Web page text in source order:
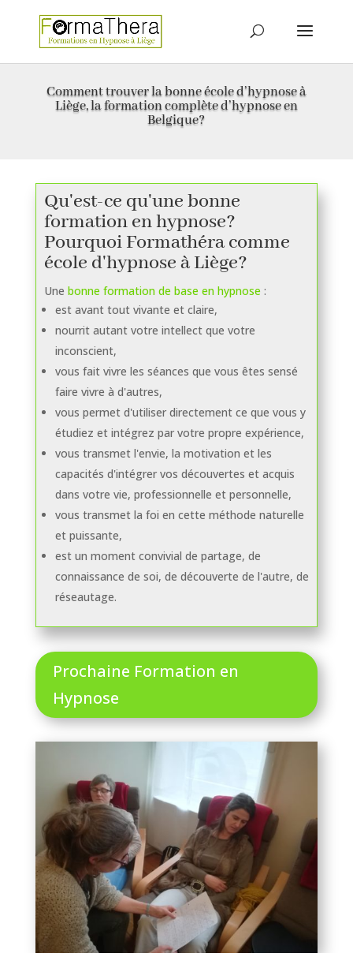
Comment trouver la bonne école d’hypnose à
Liège, la formation complète d’hypnose en
Belgique?
Qu'est-ce qu'une bonne
formation en hypnose?
Pourquoi Formathéra comme
école d'hypnose à Liège?
Une bonne formation de base en hypnose:
est avant tout vivante et claire,
nourrit autant votre intellect que votre
inconscient,
vous fait vivre les séances que vous êtes sensé
faire vivre à d'autres,
vous permet d'utiliser directement ce que vous y
étudiez et intégrez par votre propre expérience,
vous transmet l'envie, la motivation et les
capacités d'intégrer vos découvertes et acquis
dans votre vie, professionnelle et personnelle,
vous transmet la foi en cette méthode naturelle
et puissante,
est un moment convivial de partage, de
connaissance de soi, de découverte de l'autre, de
réseautage.
Prochaine Formation en
Hypnose